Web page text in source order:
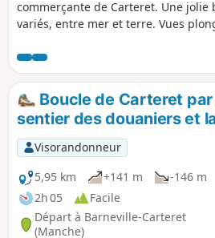
commerçante de Carteret. Une jolie
variés, entre mer et terre. Vues
possible au pied des ruines de
Boucle de Carteret par
sentier des douaniers et
Visorandonneur
5,95 km
+141 m
-146 m
2h 05
Facile
Départ à Barneville-Carteret
(Manche)